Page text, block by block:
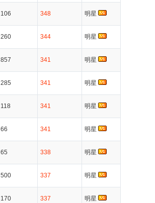
106 348 明星
260 344 明星
857 341 明星
285 341 明星
118 341 明星
66 341 明星
65 338 明星
500 337 明星
170 337 明星